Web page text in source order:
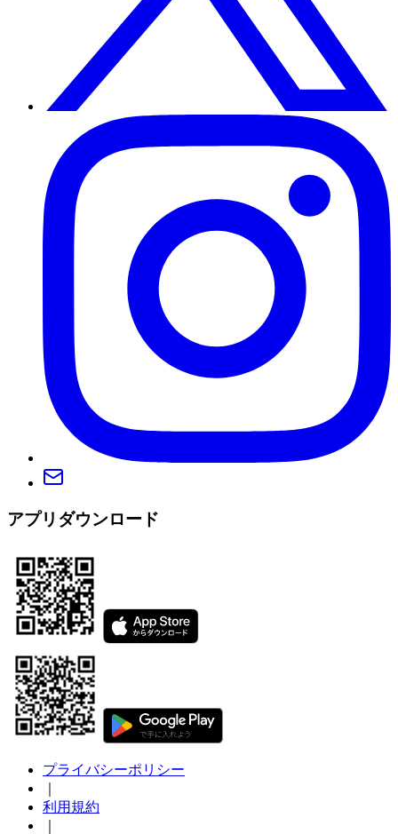
アプリダウンロード
プライバシーポリシー
利用規約